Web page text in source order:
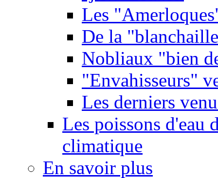
Les
De la
Nobliaux "bien
"Envahisseurs"
Les derniers
Les poissons d'eau
climatique
En savoir plus